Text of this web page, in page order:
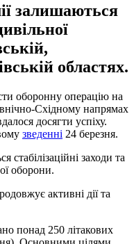
залишаються
областях.
оборонну операцію на
Східному напрямах
досягти успіху.
зведенні 24 березня.
стабілізаційні заходи та
оборони.
активні дії та
понад 250 літакових